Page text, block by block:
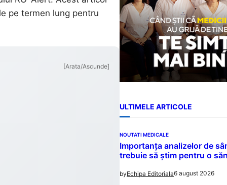
pe termen lung pentru
[Arata/Ascunde]
ULTIMELE ARTICOLE
NOUTATI MEDICALE
Importanța analizelor de
trebuie să știm pentru o
byEchipa Editoriala6 august 2026